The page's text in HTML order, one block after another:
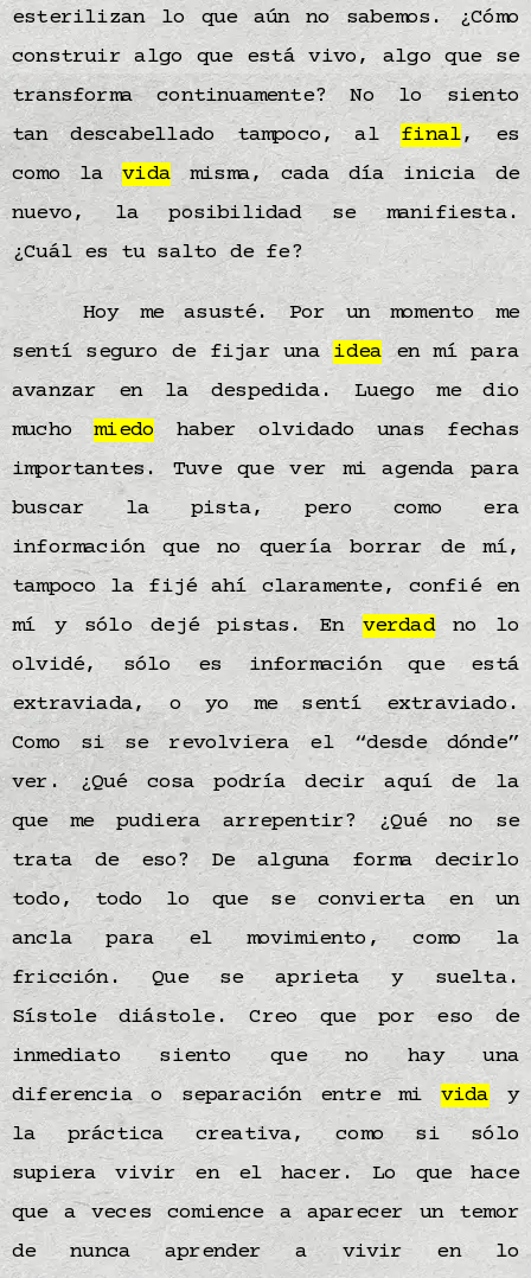
esterilizan lo que aún no sabemos. ¿Cómo
construir algo que está vivo, algo que se
transforma continuamente? No lo siento
tan descabellado tampoco, al final, es
como lavidamisma, cada día inicia de
nuevo, la posibilidad se manifiesta.
¿Cuál es tu salto de fe?
Hoy me asusté. Por un momento me
sentí seguro de fijar unaidea en mí para
avanzar en la despedida. Luego me dio
muchomiedohaber olvidado unas fechas
importantes. Tuve que ver mi agenda para
buscar la pista, pero como era
información que no quería borrar de mí,
tampoco la fijé ahí claramente, confié en
mí y sólo dejé pistas. En verdadno lo
olvidé, sólo es información que está
extraviada, o yo me sentí extraviado.
Como si se revolviera el “desde dónde”
ver. ¿Qué cosa podría decir aquí de la
que me pudiera arrepentir? ¿Qué no se
trata de eso? De alguna forma decirlo
todo, todo lo que se convierta en un
ancla para el movimiento, como la
fricción. Que se aprieta y suelta.
Sístole diástole. Creo que por eso de
inmediato siento que no hay una
diferencia o separación entre mi vida y
la práctica creativa, como si sólo
supiera vivir en el hacer. Lo que hace
que a veces comience a aparecer un temor
de nunca aprender a vivir en lo